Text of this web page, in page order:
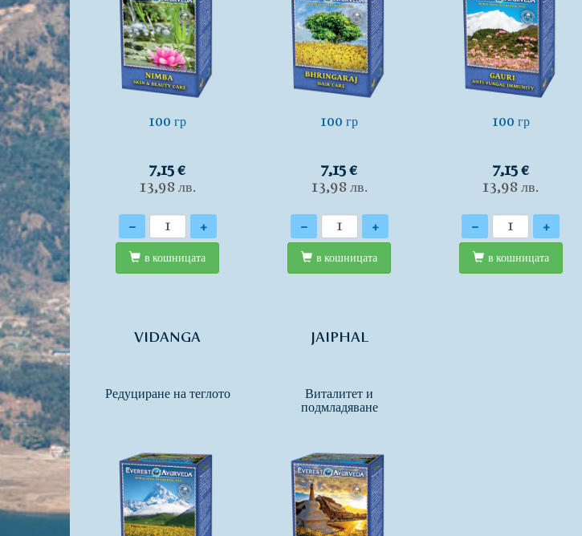
100 гр
7,15 €
13,98 лв.
Количество
- +
в кошницата
100 гр
7,15 €
13,98 лв.
Количество
- +
в кошницата
100 гр
7,15 €
13,98 лв.
Количество
- +
в кошницата
VIDANGA
Редуциране на теглото
JAIPHAL
Виталитет и
подмладяване